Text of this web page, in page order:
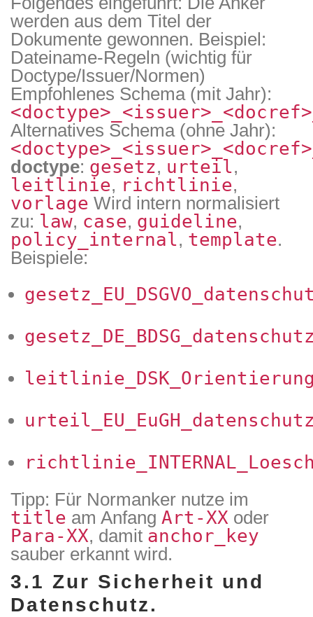
werden aus dem Titel der
Dokumente gewonnen. Beispiel:
Dateiname-Regeln (wichtig für
Doctype/Issuer/Normen)
Empfohlenes Schema (mit Jahr):
Alternatives Schema (ohne Jahr):
doctype: gesetz, urteil,
leitlinie, richtlinie,
vorlage Wird intern normalisiert
zu: law, case, guideline,
policy_internal, template.
Beispiele:
Tipp: Für Normanker nutze im
title am Anfang Art-XX oder
Para-XX, damit anchor_key
sauber erkannt wird.
3.1 Zur Sicherheit und
Datenschutz.